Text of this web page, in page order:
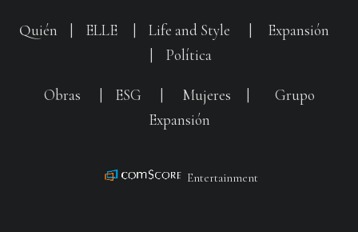
Quién ELLE Life and Style
Expansión
Política
Obras ESG Mujeres
Grupo
Expansión
Entertainment